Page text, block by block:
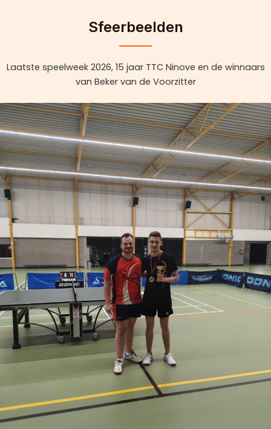
Sfeerbeelden
Laatste speelweek 2026, 15 jaar TTC Ninove en de winnaars
van Beker van de Voorzitter